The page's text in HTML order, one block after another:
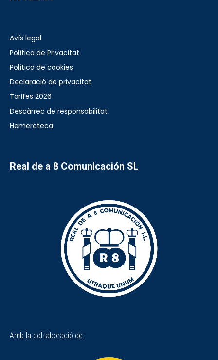
Avís legal
Política de Privacitat
Política de cookies
Declaració de privacitat
Tarifes 2026
Descàrrec de responsabilitat
Hemeroteca
Real de a 8 Comunicación SL
Amb la col·laboració de: